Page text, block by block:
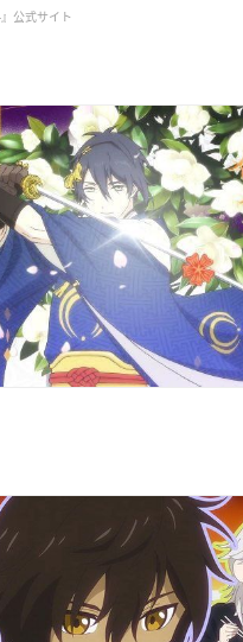
公式サイト